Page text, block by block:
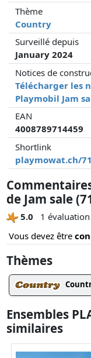
Thème
Country
Surveillé depuis
January 2024
Notices de
Télécharger les
Playmobil Jam
EAN
4008789714459
Shortlink
playmowat.ch/
de Jam sale
5.0
1 évaluation
Vous devez être
Thèmes
Ensembles
similaires